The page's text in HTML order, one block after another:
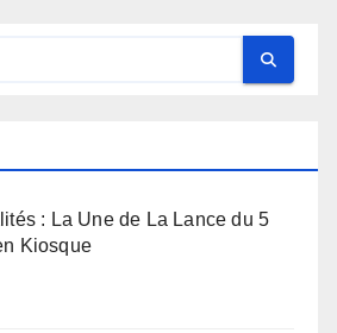
: La Une de La Lance du 5
Kiosque